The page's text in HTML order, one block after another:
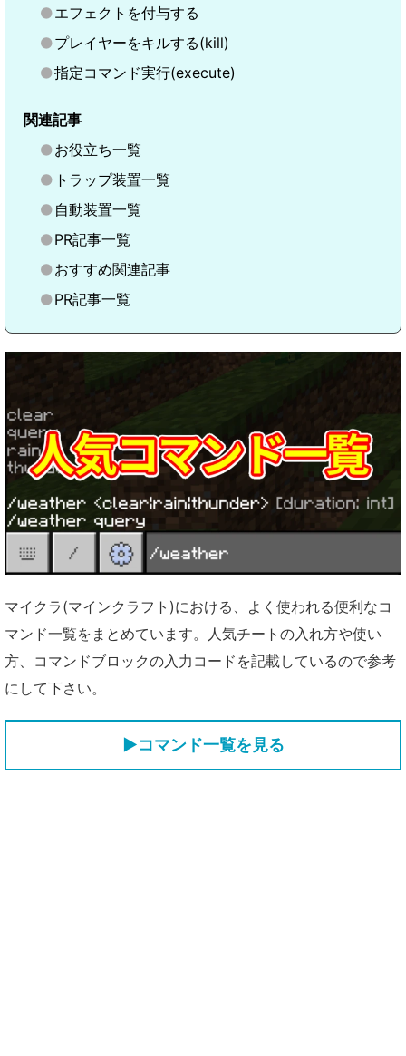
エフェクトを付与する
プレイヤーをキルする(kill)
指定コマンド実行(execute)
関連記事
お役立ち一覧
トラップ装置一覧
自動装置一覧
PR記事一覧
おすすめ関連記事
PR記事一覧
マイクラ(マインクラフト)における、よく使われる便利なコ
マンド一覧をまとめています。人気チートの入れ方や使い
方、コマンドブロックの入力コードを記載しているので参考
にして下さい。
▶コマンド一覧を見る